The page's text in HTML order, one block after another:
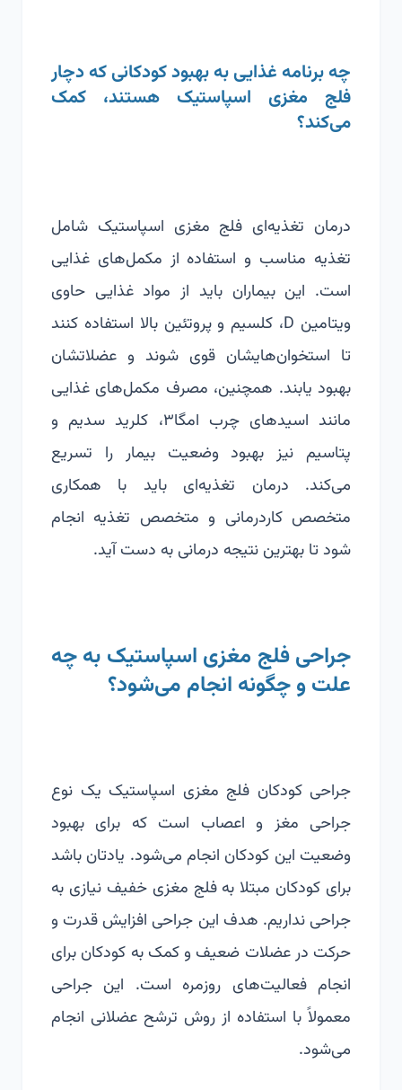
چه برنامه غذایی به بهبود کودکانی که دچار
فلج مغزی اسپاستیک هستند، کمک
می‌کند؟
درمان تغذیه‌ای فلج مغزی اسپاستیک شامل
تغذیه مناسب و استفاده از مکمل‌های غذایی
است. این بیماران باید از مواد غذایی حاوی
ویتامین D، کلسیم و پروتئین بالا استفاده کنند
تا استخوان‌هایشان قوی شوند و عضلاتشان
بهبود یابند. همچنین، مصرف مکمل‌های غذایی
مانند اسیدهای چرب امگا۳، کلرید سدیم و
پتاسیم نیز بهبود وضعیت بیمار را تسریع
می‌کند. درمان تغذیه‌ای باید با همکاری
متخصص کاردرمانی و متخصص تغذیه انجام
شود تا بهترین نتیجه درمانی به دست آید.
جراحی فلج مغزی اسپاستیک به چه
علت و چگونه انجام می‌شود؟
جراحی کودکان فلج مغزی اسپاستیک یک نوع
جراحی مغز و اعصاب است که برای بهبود
وضعیت این کودکان انجام می‌شود. یادتان باشد
برای کودکان مبتلا بهفلج مغزی خفیف نیازی به
جراحی نداریم. هدف این جراحی افزایش قدرت و
حرکت در عضلات ضعیف و کمک به کودکان برای
انجام فعالیت‌های روزمره است. این جراحی
معمولاً با استفاده از روش ترشح عضلانی انجام
می‌شود.